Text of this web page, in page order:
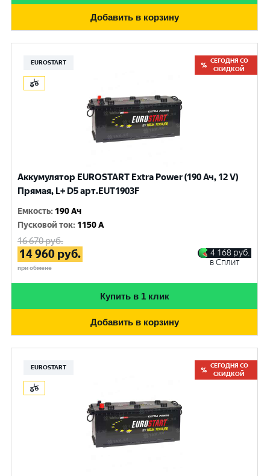
Добавить в корзину
EUROSTART
СЕГОДНЯ СО
СКИДКОЙ
Аккумулятор EUROSTART Extra Power (190 Ач, 12 V)
Прямая, L+ D5 арт.EUT1903F
Емкость: 190 Ач
Пусковой ток: 1150 A
16 670руб.
14 960 руб.
при обмене
4 168 руб.
в Сплит
Купить в 1 клик
Добавить в корзину
EUROSTART
СЕГОДНЯ СО
СКИДКОЙ